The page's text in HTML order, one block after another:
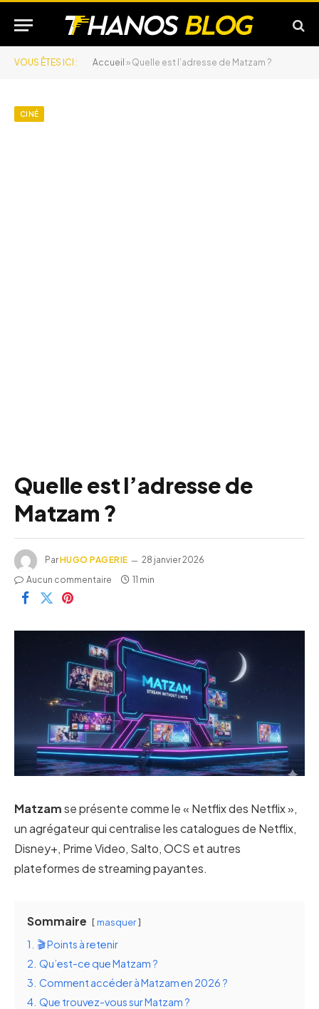
VOUS ÊTES ICI : Accueil » Quelle est l’adresse de Matzam ?
CINÉ
Quelle est l’adresse de
Matzam ?
ParHUGO PAGERIE
28 janvier 2026
Aucun commentaire
11 min
Matzamse présente comme le « Netflix des Netflix »,
un agrégateur qui centralise les catalogues de Netflix,
Disney+, Prime Video, Salto, OCS et autres
plateformes de streaming payantes.
Sommaire masquer
1.
🎬 Points à retenir
2. Qu’est-ce que Matzam ?
3. Comment accéder à Matzam en 2026 ?
4. Que trouvez-vous sur Matzam ?